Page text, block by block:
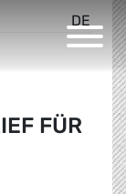
DE
FÜR